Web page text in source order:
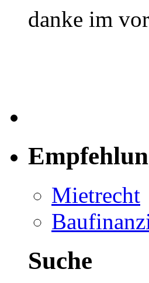
danke im
Mietrecht
Suche